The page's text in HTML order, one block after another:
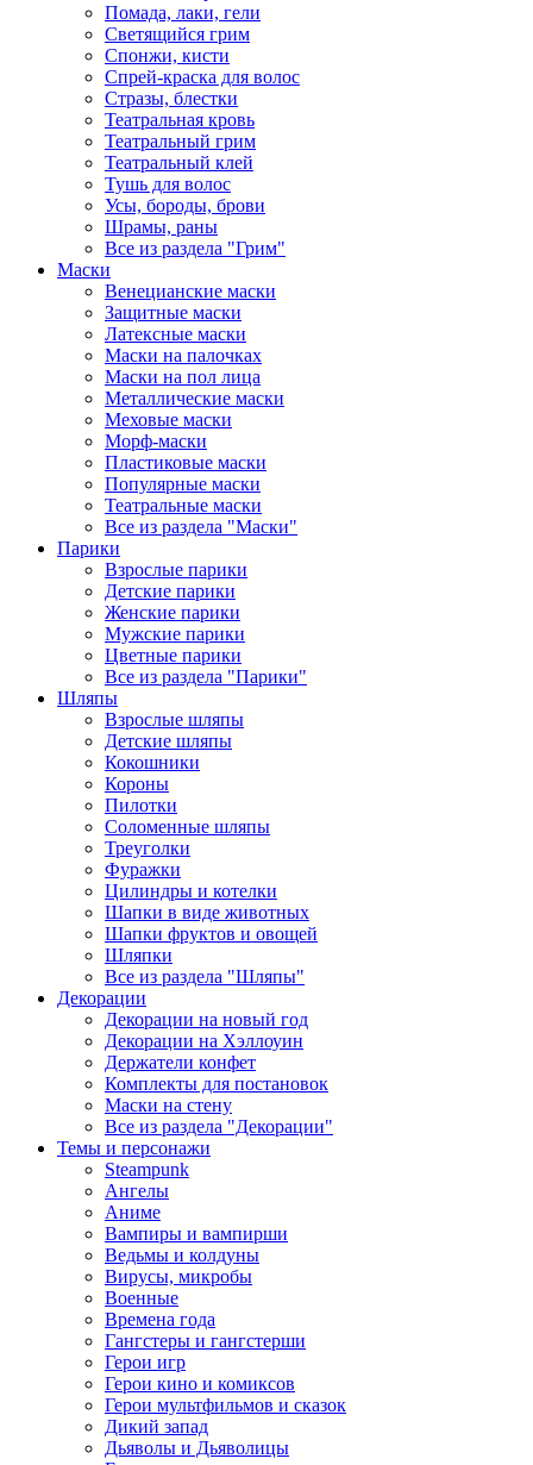
Помада, лаки, гели
Светящийся грим
Спонжи, кисти
Спрей-краска для волос
Стразы, блестки
Театральная кровь
Театральный грим
Театральный клей
Тушь для волос
Усы, бороды, брови
Шрамы, раны
Все из раздела "Грим"
Маски
Венецианские маски
Защитные маски
Латексные маски
Маски на палочках
Маски на пол лица
Металлические маски
Меховые маски
Морф-маски
Пластиковые маски
Популярные маски
Театральные маски
Все из раздела "Маски"
Парики
Взрослые парики
Детские парики
Женские парики
Мужские парики
Цветные парики
Все из раздела "Парики"
Шляпы
Взрослые шляпы
Детские шляпы
Кокошники
Короны
Пилотки
Соломенные шляпы
Треуголки
Фуражки
Цилиндры и котелки
Шапки в виде животных
Шапки фруктов и овощей
Шляпки
Все из раздела "Шляпы"
Декорации
Декорации на новый год
Декорации на Хэллоуин
Держатели конфет
Комплекты для постановок
Маски на стену
Все из раздела "Декорации"
Темы и персонажи
Steampunk
Ангелы
Аниме
Вампиры и вампирши
Ведьмы и колдуны
Вирусы, микробы
Военные
Времена года
Гангстеры и гангстерши
Герои игр
Герои кино и комиксов
Герои мультфильмов и сказок
Дикий запад
Дьяволы и Дьяволицы